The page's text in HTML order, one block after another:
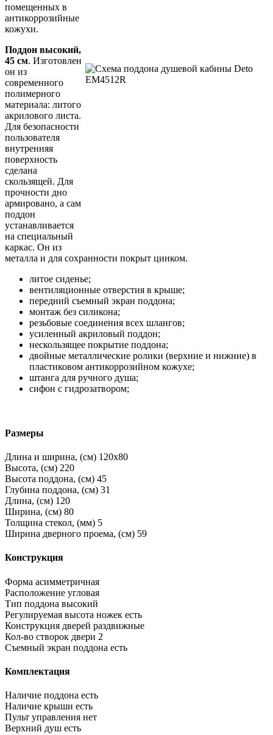
помещенных в
антикоррозийные
кожухи.
Поддон высокий,
45 см. Изготовлен
он из
современного
полимерного
материала: литого
акрилового листа.
Для безопасности
пользователя
внутренняя
поверхность
сделана
скользящей. Для
прочности дно
армировано, а сам
поддон
устанавливается
на специальный
каркас. Он из
металла и для сохранности покрыт цинком.
литое сиденье;
вентиляционные отверстия в крыше;
передний съемный экран поддона;
монтаж без силикона;
резьбовые соединения всех шлангов;
усиленный акриловый поддон;
нескользящее покрытие поддона;
двойные металлические ролики (верхние и нижние) в
пластиковом антикоррозийном кожухе;
штанга для ручного душа;
сифон с гидрозатвором;
Размеры
Длина и ширина, (см) 120x80
Высота, (см) 220
Высота поддона, (см) 45
Глубина поддона, (см) 31
Длина, (см) 120
Ширина, (см) 80
Толщина стекол, (мм) 5
Ширина дверного проема, (см) 59
Конструкция
Форма асимметричная
Расположение угловая
Тип поддона высокий
Регулируемая высота ножек есть
Конструкция дверей раздвижные
Кол-во створок двери 2
Съемный экран поддона есть
Комплектация
Наличие поддона есть
Наличие крыши есть
Пульт управления нет
Верхний душ есть